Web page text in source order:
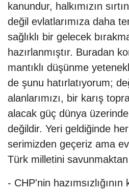
kanundur, halkımızın
değil evlatlarımıza daha
sağlıklı bir gelecek
hazırlanmıştır. Buradan
mantıklı düşünme
de şunu hatırlatıyorum;
alanlarımızı, bir karış
alacak güç dünya
değildir. Yeri geldiğinde
serimizden geçeriz ama
Türk milletini
- CHP'nin